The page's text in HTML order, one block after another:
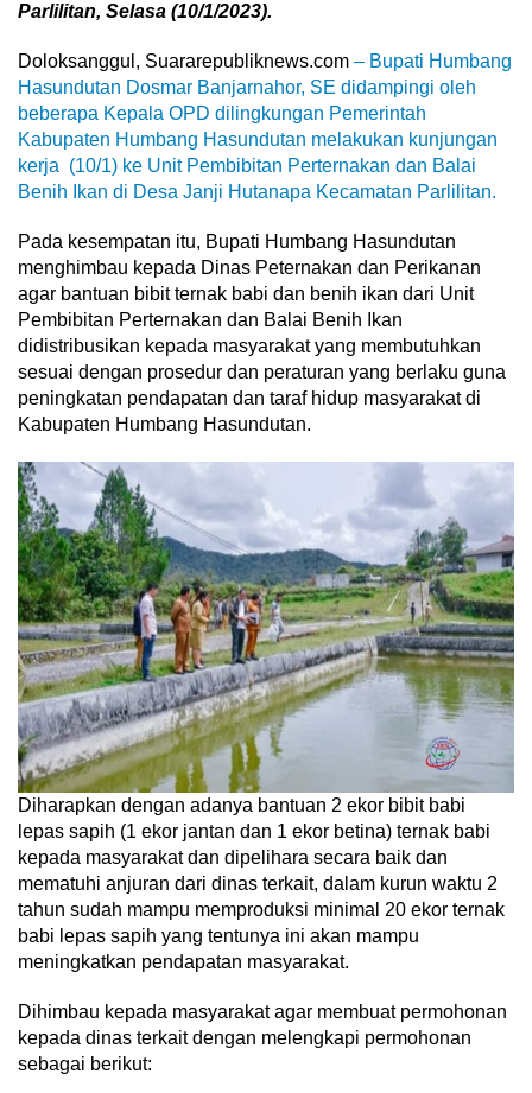
Parlilitan, Selasa (10/1/2023).
Doloksanggul, Suararepubliknews.com – Bupati Humbang
Hasundutan Dosmar Banjarnahor, SE didampingi oleh
beberapa Kepala OPD dilingkungan Pemerintah
Kabupaten Humbang Hasundutan melakukan kunjungan
kerja (10/1) ke Unit Pembibitan Perternakan dan Balai
Benih Ikan di Desa Janji Hutanapa Kecamatan Parlilitan.
Pada kesempatan itu, Bupati Humbang Hasundutan
menghimbau kepada Dinas Peternakan dan Perikanan
agar bantuan bibit ternak babi dan benih ikan dari Unit
Pembibitan Perternakan dan Balai Benih Ikan
didistribusikan kepada masyarakat yang membutuhkan
sesuai dengan prosedur dan peraturan yang berlaku guna
peningkatan pendapatan dan taraf hidup masyarakat di
Kabupaten Humbang Hasundutan.
Diharapkan dengan adanya bantuan 2 ekor bibit babi
lepas sapih (1 ekor jantan dan 1 ekor betina) ternak babi
kepada masyarakat dan dipelihara secara baik dan
mematuhi anjuran dari dinas terkait, dalam kurun waktu 2
tahun sudah mampu memproduksi minimal 20 ekor ternak
babi lepas sapih yang tentunya ini akan mampu
meningkatkan pendapatan masyarakat.
Dihimbau kepada masyarakat agar membuat permohonan
kepada dinas terkait dengan melengkapi permohonan
sebagai berikut: